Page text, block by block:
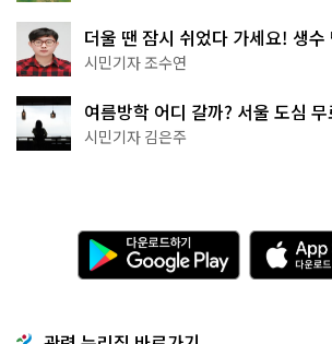
더울 땐 잠시 쉬었다 가세요! 생
·무더위쉼터까지
시민기자 조수연
여름방학 어디 갈까? 서울 도심
추천
시민기자 김은주
다
운
로
기